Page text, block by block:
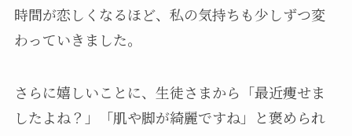
時間が恋しくなるほど、私の気持ちも少しずつ変
わっていきました。
さらに嬉しいことに、生徒さまから「最近痩せま
したよね？」「肌や脚が綺麗ですね」と褒められ